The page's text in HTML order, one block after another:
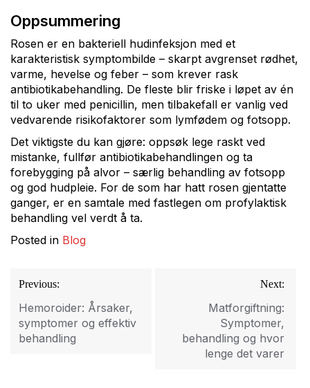
Oppsummering
Rosen er en bakteriell hudinfeksjon med et
karakteristisk symptombilde – skarpt avgrenset rødhet,
varme, hevelse og feber – som krever rask
antibiotikabehandling. De fleste blir friske i løpet av én
til to uker med penicillin, men tilbakefall er vanlig ved
vedvarende risikofaktorer som lymfødem og fotsopp.
Det viktigste du kan gjøre: oppsøk lege raskt ved
mistanke, fullfør antibiotikabehandlingen og ta
forebygging på alvor – særlig behandling av fotsopp
og god hudpleie. For de som har hatt rosen gjentatte
ganger, er en samtale med fastlegen om profylaktisk
behandling vel verdt å ta.
Posted in Blog
Innleggsnavigasjon
Previous:
Hemoroider: Årsaker,
symptomer og effektiv
behandling
Next:
Matforgiftning:
Symptomer,
behandling og hvor
lenge det varer